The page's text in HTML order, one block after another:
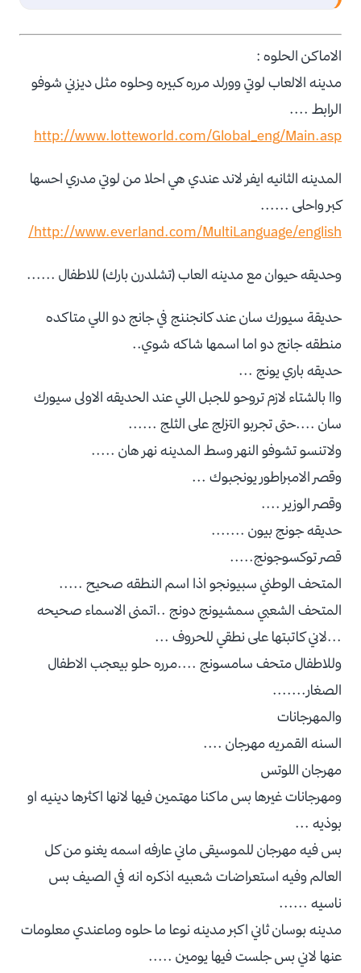
الاماكن الحلوه :
مدينه الالعاب لوتي وورلد مرره كبيره وحلوه مثل ديزني شوفو
الرابط ....
http://www.lotteworld.com/Global_eng/Main.asp
المدينه الثانيه ايفر لاند عندي هي احلا من لوتي مدري احسها
كبر واحلى ......
http://www.everland.com/MultiLanguage/english/
وحديقه حيوان مع مدينه العاب (تشلدرن بارك) للاطفال ......
حديقة سيورك سان عند كانجننج في جانج دو اللي متاكده
منطقه جانج دو اما اسمها شاكه شوي..
حديقه باري يونج ...
واا بالشتاء لازم تروحو للجبل اللي عند الحديقه الاولى سيورك
سان ....حتى تجربو التزلج على الثلج ......
ولاتنسو تشوفو النهر وسط المدينه نهر هان .....
وقصر الامبراطور يونجبوك ...
وقصر الوزير ....
حديقه جونج بيون .......
قصر توكسوجونج.....
المتحف الوطني سبيونجو اذا اسم النطقه صحيح .....
المتحف الشعبي سمشيونج دونج ..اتمنى الاسماء صحيحه
...لاني كاتبتها على نطقي للحروف ...
وللاطفال متحف سامسونج ....مرره حلو بيعجب الاطفال
الصغار.......
والمهرجانات
السنه القمريه مهرجان ....
مهرجان اللوتس
ومهرجانات غيرها بس ماكنا مهتمين فيها لانها اكثرها دينيه او
بوذيه ...
بس فيه مهرجان للموسيقى ماني عارفه اسمه يغنو من كل
العالم وفيه استعراضات شعبيه اذكره انه في الصيف بس
ناسيه ......
مدينه بوسان ثاني اكبر مدينه نوعا ما حلوه وماعندي معلومات
عنها لاني بس جلست فيها يومين .....